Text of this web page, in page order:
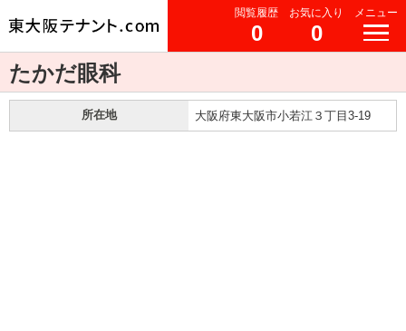
閲覧履歴
0
お気に入り
0
メニュー
たかだ眼科
所在地 大阪府東大阪市小若江３丁目3-19